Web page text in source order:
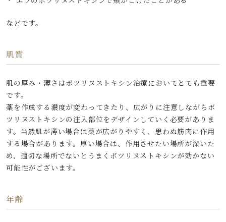
などです。
肌質
肌の厚み・薄さはボツリヌストキシン治療においてとても重要
です。
薬を作成する濃度が変わってきたり、広がりに注意しながらボ
ツリヌストキシンの注入部位をデザインしていく必要がありま
す。当然肌が薄い場合は薬が広がりやすく、思わぬ筋肉に作用
する場合があります。厚い場合は、作用させたい場所が深いた
め、適切な場所でないとうまくボツリヌストキシンが効かない
可能性がございます。
年齢